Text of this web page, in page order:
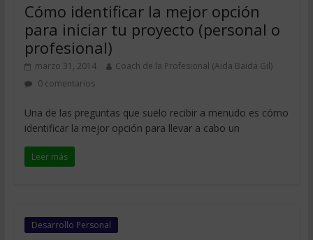
Cómo identificar la mejor opción
para iniciar tu proyecto (personal o
profesional)
marzo 31, 2014
Coach de la Profesional (Aida Baida Gil)
0 comentarios
Una de las preguntas que suelo recibir a menudo es cómo
identificar la mejor opción para llevar a cabo un
Leer más
Desarrollo Personal